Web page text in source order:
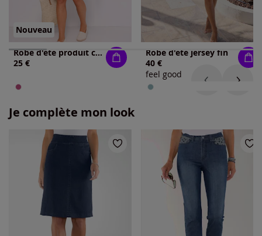
Nouveau
Robe d'été produit certifié gots
25 €
Robe d'été jersey fin
40 €
feel good
Je complète mon look